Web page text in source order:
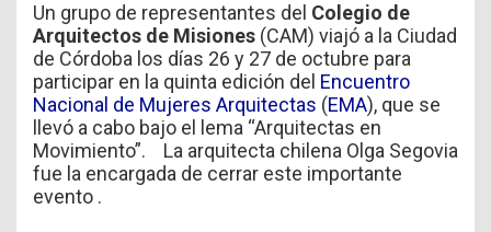
Un grupo de representantes del Colegio de
Arquitectos de Misiones (CAM) viajó a la Ciudad
de Córdoba los días 26 y 27 de octubre para
participar en la quinta edición del Encuentro
Nacional de Mujeres Arquitectas (EMA), que se
llevó a cabo bajo el lema “Arquitectas en
Movimiento”. La arquitecta chilena Olga Segovia
fue la encargada de cerrar este importante
evento .